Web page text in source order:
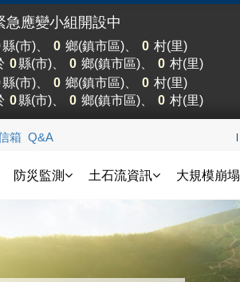
急應變小組開設中
縣(市)、 0 鄉(鎮市區)、 0 村(里)
0縣(市)、 0 鄉(鎮市區)、 0 村(里)
縣(市)、 0 鄉(鎮市區)、 0 村(里)
0縣(市)、 0 鄉(鎮市區)、 0 村(里)
箱 Q&A
防災監測 土石流資訊 大規模崩塌